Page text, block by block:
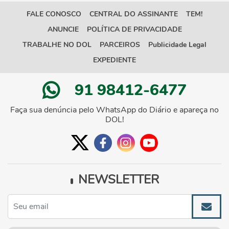
FALE CONOSCO CENTRAL DO ASSINANTE
TEM!
ANUNCIE
POLÍTICA DE PRIVACIDADE
TRABALHE NO DOL
PARCEIROS
Publicidade Legal
EXPEDIENTE
91 98412-6477
Faça sua denúncia pelo WhatsApp do Diário e apareça no
DOL!
NEWSLETTER